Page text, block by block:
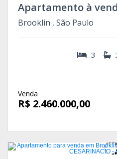
Apartamento à
Brooklin , São Paulo
3
Venda
R$ 2.460.000,00